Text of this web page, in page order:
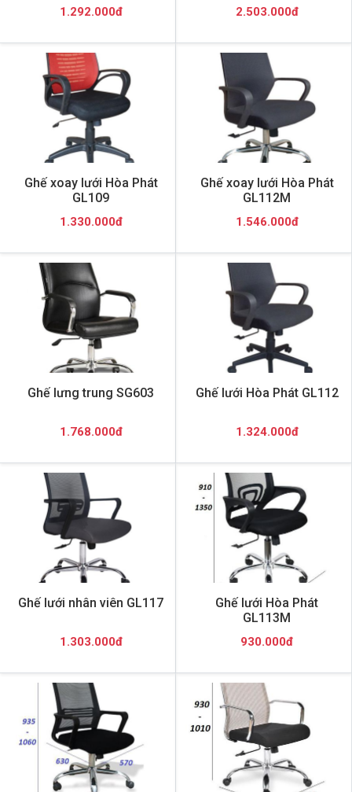
1.292.000đ 2.503.000đ
Ghế xoay lưới Hòa Phát
GL109
1.330.000đ
Ghế xoay lưới Hòa Phát
GL112M
1.546.000đ
Ghế lưng trung SG603
1.768.000đ
Ghế lưới Hòa Phát GL112
1.324.000đ
Ghế lưới nhân viên GL117
1.303.000đ
Ghế lưới Hòa Phát
GL113M
930.000đ